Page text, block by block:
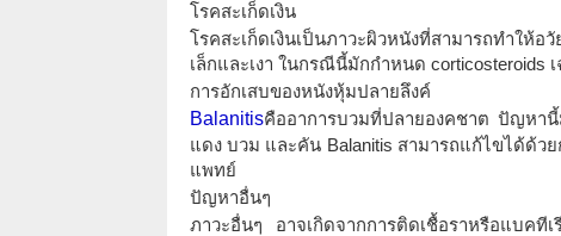
โรคสะเก็ดเงิน
โรคสะเก็ดเงินเป็นภาวะผิวหนังที่สามารถทำใ
เล็กและเงา ในกรณีนี้มักกำหนด corticosteroids
การอักเสบของหนังหุ้มปลายลึงค์
Balanitisคืออาการบวมที่ปลายองคชาต ปัญหา
แดง บวม และคัน Balanitis สามารถแก้ไขได้ด้ว
แพทย์
ปัญหาอื่นๆ
ภาวะอื่นๆ อาจเกิดจากการติดเชื้อราหรือแบค